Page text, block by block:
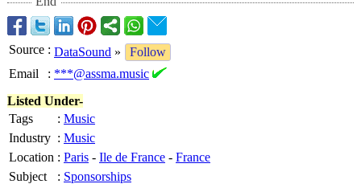
Source : DataSound »
Follow
Email
: ***@assma.music
Listed Under-
Tags
: Music
Industry : Music
Location : Paris - Ile de France - France
Subject
: Sponsorships